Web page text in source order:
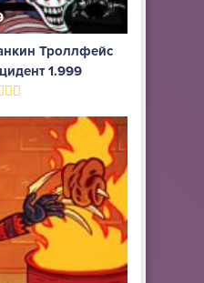
Троллфейс
1.999